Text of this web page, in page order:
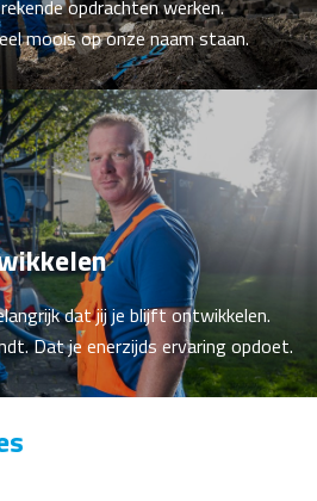
opdrachten werken.
moois op onze naam staan.
dat jij je blijft ontwikkelen.
Dat je enerzijds ervaring opdoet.